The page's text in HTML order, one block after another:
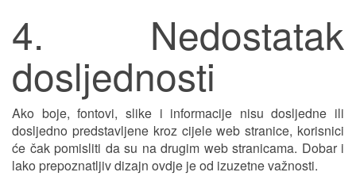
4. Nedostatak
dosljednosti
Ako boje, fontovi, slike i informacije nisu dosljedne ili
dosljedno predstavljene kroz cijele web stranice, korisnici
će čak pomisliti da su na drugim web stranicama. Dobar i
lako prepoznatljiv dizajn ovdje je od izuzetne važnosti.